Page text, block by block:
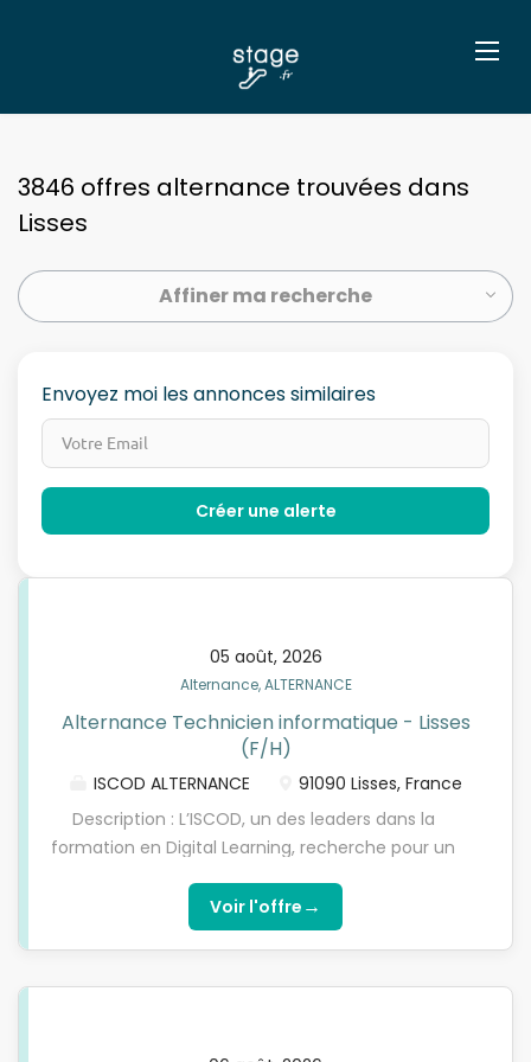
3846 offres alternance trouvées dans
Lisses
Affiner ma recherche
Envoyez moi les annonces similaires
05 août, 2026
Alternance, ALTERNANCE
Alternance Technicien informatique - Lisses
(F/H)
ISCOD ALTERNANCE
91090 Lisses, France
Description : L’ISCOD, un des leaders dans la
formation en Digital Learning, recherche pour un
Technicien informatique sur Lisses en contrat
d'apprentissage. Ce poste vous permettra de
préparant l'une de nos formations diplômantes,
Voir l'offre →